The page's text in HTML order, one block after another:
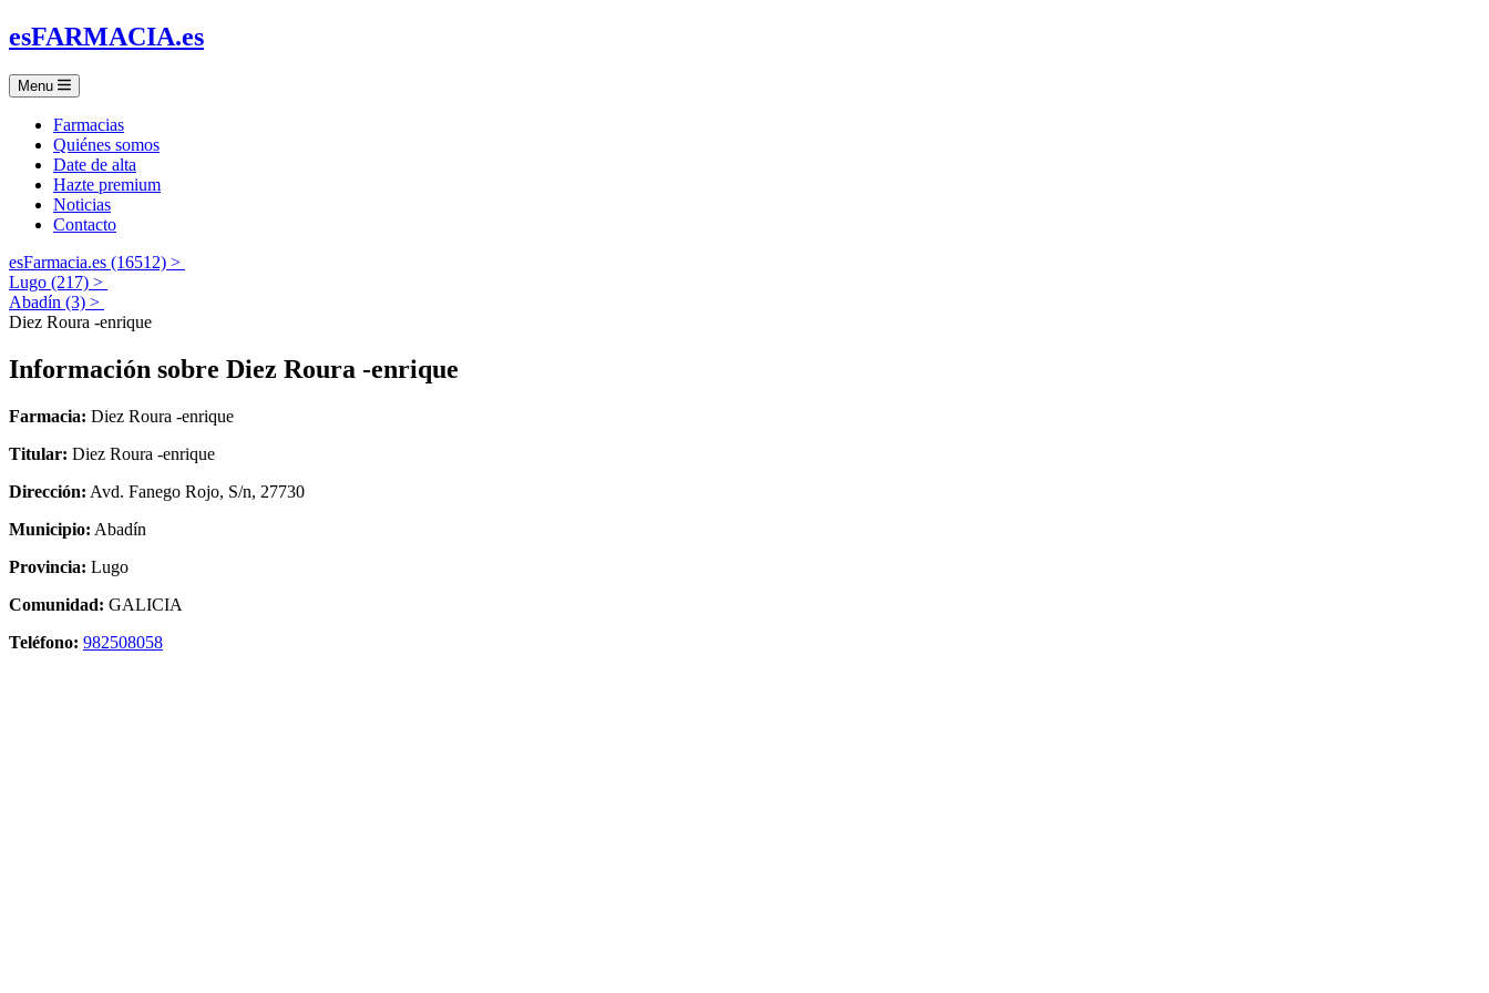
esFARMACIA.es
Menu
Farmacias
Quiénes somos
Date de alta
Hazte premium
Noticias
Contacto
esFarmacia.es (16512) >
Lugo (217) >
Abadín (3) >
Diez Roura -enrique
Información sobre Diez Roura -enrique
Farmacia: Diez Roura -enrique
Titular: Diez Roura -enrique
Dirección: Avd. Fanego Rojo, S/n, 27730
Municipio: Abadín
Provincia: Lugo
Comunidad: GALICIA
Teléfono: 982508058